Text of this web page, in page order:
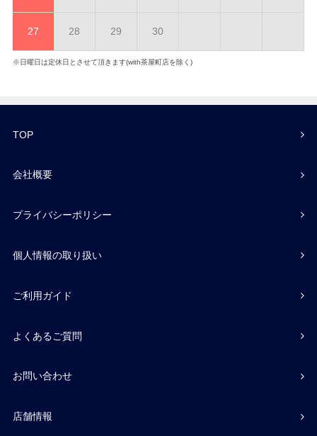
27 28 29 30
※日曜日は定休日とさせて頂きます(with茶屋町店を除く)
TOP
会社概要
プライバシーポリシー
個人情報の取り扱い
ご利用ガイド
よくあるご質問
お問い合わせ
店舗情報